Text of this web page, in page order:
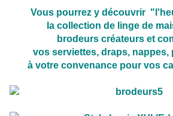
Vous pourrez y découvrir
la collection de linge de
brodeurs créateurs et
vos serviettes, draps, nappes,
à votre convenance pour vos